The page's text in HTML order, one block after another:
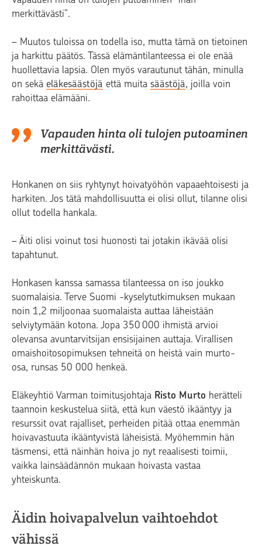
merkittävästi”.
– Muutos tuloissa on todella iso, mutta tämä on tietoinen
ja harkittu päätös. Tässä elämäntilanteessa ei ole enää
huollettavia lapsia. Olen myös varautunut tähän, minulla
on sekä eläkesäästöjä että muita säästöjä, joilla voin
rahoittaa elämääni.
Vapauden hinta oli tulojen putoaminen
merkittävästi.
Honkanen on siis ryhtynyt hoivatyöhön vapaaehtoisesti ja
harkiten. Jos tätä mahdollisuutta ei olisi ollut, tilanne olisi
ollut todella hankala.
– Äiti olisi voinut tosi huonosti tai jotakin ikävää olisi
tapahtunut.
Honkasen kanssa samassa tilanteessa on iso joukko
suomalaisia. Terve Suomi -kyselytutkimuksen mukaan
noin 1,2 miljoonaa suomalaista auttaa läheistään
selviytymään kotona. Jopa 350 000 ihmistä arvioi
olevansa avuntarvitsijan ensisijainen auttaja. Virallisen
omaishoitosopimuksen tehneitä on heistä vain murto-
osa, runsas 50 000 henkeä.
Eläkeyhtiö Varman toimitusjohtaja Risto Murto herätteli
taannoin keskustelua siitä, että kun väestö ikääntyy ja
resurssit ovat rajalliset, perheiden pitää ottaa enemmän
hoivavastuuta ikääntyvistä läheisistä. Myöhemmin hän
täsmensi, että näinhän hoiva jo nyt reaalisesti toimii,
vaikka lainsäädännön mukaan hoivasta vastaa
yhteiskunta.
Äidin hoivapalvelun vaihtoehdot
vähissä